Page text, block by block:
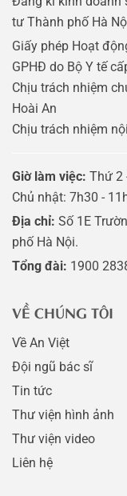
tư Thành phố Hà
Giấy phép Hoạt
GPHĐ do Bộ Y tế
Chịu trách nhiệm
Hoài An
Chịu trách nhiệm
Giờ làm việc: Thứ 2
Chủ nhật: 7h30 -
Địa chỉ: Số 1E
phố Hà Nội.
Tổng đài: 1900
VỀ CHÚNG TÔI
Về An Việt
Đội ngũ bác sĩ
Tin tức
Thư viện hình ảnh
Thư viện video
Liên hệ